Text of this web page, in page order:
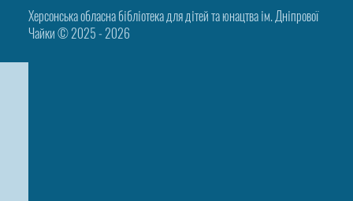
Херсонська обласна бібліотека для дітей та юнацтва ім. Дніпрової
Чайки © 2025 ‑ 2026